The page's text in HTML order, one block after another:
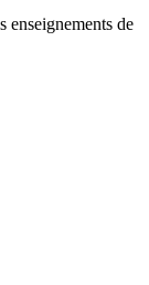
enseignements de